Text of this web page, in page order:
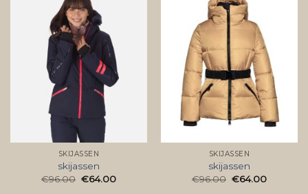
SKIJASSEN
skijassen
€96.00 €64.00
SKIJASSEN
skijassen
€96.00 €64.00